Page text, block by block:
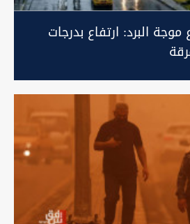
البرد: ارتفاع بدرجات